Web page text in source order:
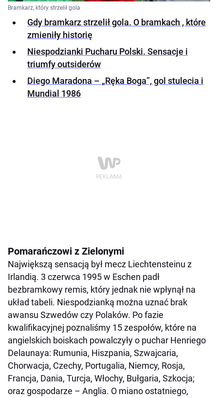
Bramkarz, który strzelił gola
Gdy bramkarz strzelił gola. O bramkach , które
zmieniły historię
Niespodzianki Pucharu Polski. Sensacje i
triumfy outsiderów
Diego Maradona – „Ręka Boga”, gol stulecia i
Mundial 1986
Pomarańczowi z Zielonymi
Największą sensacją był mecz Liechtensteinu z
Irlandią. 3 czerwca 1995 w Eschen padł
bezbramkowy remis, który jednak nie wpłynął na
układ tabeli. Niespodzianką można uznać brak
awansu Szwedów czy Polaków. Po fazie
kwalifikacyjnej poznaliśmy 15 zespołów, które na
angielskich boiskach powalczyły o puchar Henriego
Delaunaya: Rumunia, Hiszpania, Szwajcaria,
Chorwacja, Czechy, Portugalia, Niemcy, Rosja,
Francja, Dania, Turcja, Włochy, Bułgaria, Szkocja;
oraz gospodarze – Anglia. O miano ostatniego,